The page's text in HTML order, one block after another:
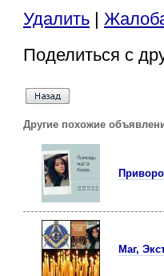
Удалить |
Поделиться с
Другие похожие
Маг,